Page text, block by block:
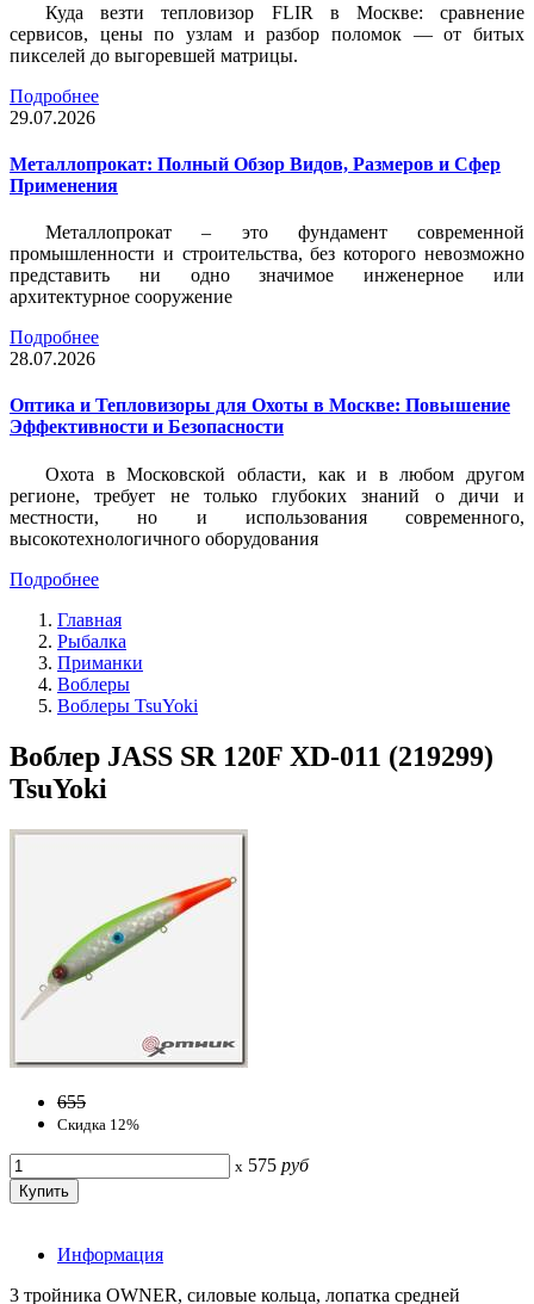
Куда везти тепловизор FLIR в Москве: сравнение
сервисов, цены по узлам и разбор поломок — от битых
пикселей до выгоревшей матрицы.
Подробнее
29.07.2026
Металлопрокат: Полный Обзор Видов, Размеров и Сфер
Применения
Металлопрокат – это фундамент современной
промышленности и строительства, без которого невозможно
представить ни одно значимое инженерное или
архитектурное сооружение
Подробнее
28.07.2026
Оптика и Тепловизоры для Охоты в Москве: Повышение
Эффективности и Безопасности
Охота в Московской области, как и в любом другом
регионе, требует не только глубоких знаний о дичи и
местности, но и использования современного,
высокотехнологичного оборудования
Подробнее
Главная
Рыбалка
Приманки
Воблеры
Воблеры TsuYoki
Воблер JASS SR 120F XD-011 (219299)
TsuYoki
655
Скидка 12%
x 575 руб
Информация
3 тройника OWNER, силовые кольца, лопатка средней